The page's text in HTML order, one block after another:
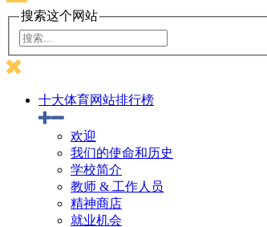
搜索这个网站
十大体育网站排行榜
欢迎
我们的使命和历史
学校简介
教师 & 工作人员
精神商店
就业机会